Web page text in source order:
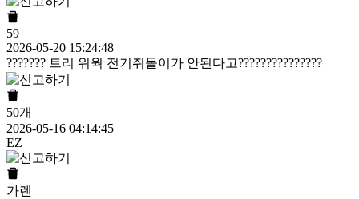
59
2026-05-20 15:24:48
??????? 트리 워웍 전기쥐돌이가 안된다고???????????????
50개
2026-05-16 04:14:45
EZ
가렌